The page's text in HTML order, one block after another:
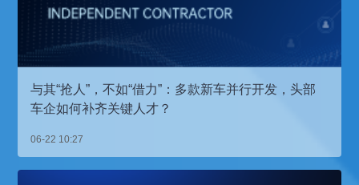
与其“抢人”，不如“借力”：多款新车并行开发，头部
车企如何补齐关键人才？
06-22 10:27